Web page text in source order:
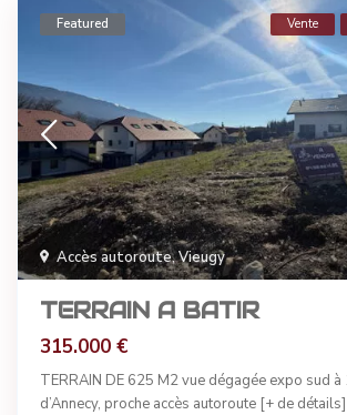
Accès autoroute,Vieugy
Featured Vente
TERRAIN A BATIR
315.000 €
TERRAIN DE 625 M2 vue dégagée expo sud à
d’Annecy, proche accès autoroute [+ de détails]